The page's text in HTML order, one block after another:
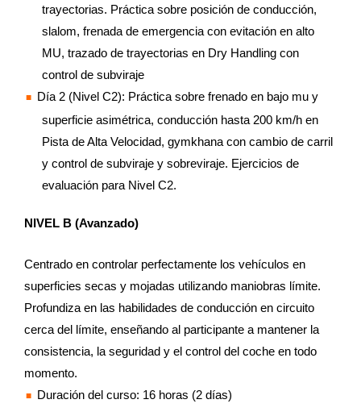
trayectorias. Práctica sobre posición de conducción,
slalom, frenada de emergencia con evitación en alto
MU, trazado de trayectorias en Dry Handling con
control de subviraje
Día 2 (Nivel C2): Práctica sobre frenado en bajo mu y
superficie asimétrica, conducción hasta 200 km/h en
Pista de Alta Velocidad, gymkhana con cambio de carril
y control de subviraje y sobreviraje. Ejercicios de
evaluación para Nivel C2.
NIVEL B (Avanzado)
Centrado en controlar perfectamente los vehículos en
superficies secas y mojadas utilizando maniobras límite.
Profundiza en las habilidades de conducción en circuito
cerca del límite, enseñando al participante a mantener la
consistencia, la seguridad y el control del coche en todo
momento.
Duración del curso: 16 horas (2 días)